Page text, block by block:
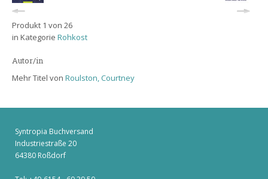
Produkt 1 von 26
in Kategorie Rohkost
Autor/in
Mehr Titel von Roulston, Courtney
Syntropia Buchversand
Industriestraße 20
64380 Roßdorf